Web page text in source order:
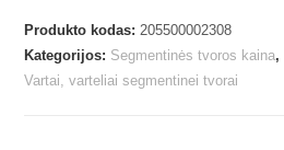
Produkto kodas:205500002308
Kategorijos: Segmentinės tvoros kaina,
Vartai, varteliai segmentinei tvorai